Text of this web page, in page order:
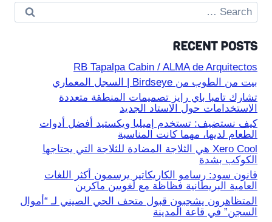
Search
for:
RECENT POSTS
RB Tapalpa Cabin / ALMA de Arquitectos
بيت من الطوب من Birdseye | السجل المعماري
تشارك تامبا باي رايز تصميمات المنطقة متعددة
الاستخدامات حول الاستاد الجديد
كيف نستضيف: تستخدم إميليا ويكستيد أفضل أدوات
الطعام لديها، مهما كانت المناسبة
Xero Cool هي الثلاجة المضادة للثلاجة التي يحتاجها
الكوكب بشدة
قانون سود: رسامو الكاريكاتير يرسمون أكثر اللغات
العامية البريطانية فظاظة مع لغويين ماكرين
المتظاهرون يشجبون قبول متحف الحي الصيني لـ “أموال
السجن” في قاعة المدينة